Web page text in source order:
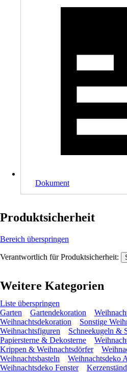
Dokument
Produktsicherheit
Bereich überspringen
Verantwortlich für Produktsicherheit:
Weitere Kategorien
Liste überspringen
Garten
Gartendekoration
Weihnachtsdekoration
Sonstige
Weihnachtsfiguren
Schneekugeln &
Papiersterne & Dekosterne
Krippen & Weihnachtsdörfer
Weihnachtsbasteln
Weihnachtsdeko
Weihnachtsdeko Fenster